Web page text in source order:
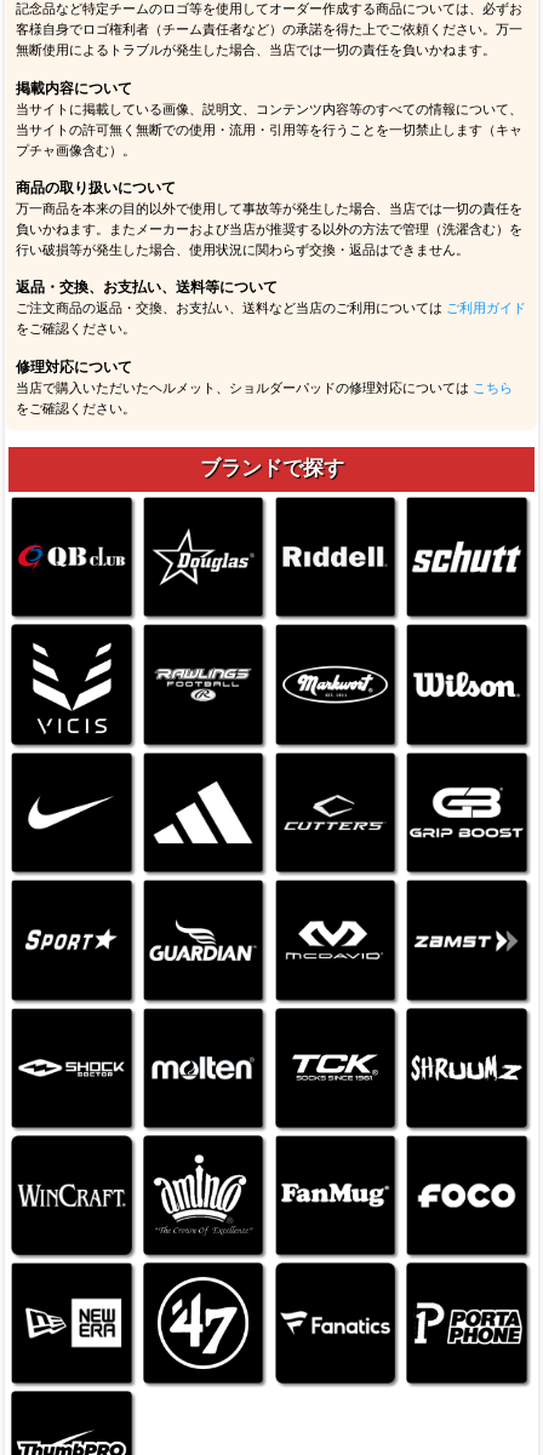
記念品など特定チームのロゴ等を使用してオーダー作成する商品については、必ずお
客様自身でロゴ権利者（チーム責任者など）の承諾を得た上でご依頼ください。万一
無断使用によるトラブルが発生した場合、当店では一切の責任を負いかねます。
掲載内容について
当サイトに掲載している画像、説明文、コンテンツ内容等のすべての情報について、
当サイトの許可無く無断での使用・流用・引用等を行うことを一切禁止します（キャ
プチャ画像含む）。
商品の取り扱いについて
万一商品を本来の目的以外で使用して事故等が発生した場合、当店では一切の責任を
負いかねます。またメーカーおよび当店が推奨する以外の方法で管理（洗濯含む）を
行い破損等が発生した場合、使用状況に関わらず交換・返品はできません。
返品・交換、お支払い、送料等について
ご注文商品の返品・交換、お支払い、送料など当店のご利用については ご利用ガイド
をご確認ください。
修理対応について
当店で購入いただいたヘルメット、ショルダーパッドの修理対応については こちら
をご確認ください。
ブランドで探す